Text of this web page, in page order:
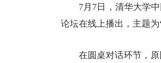
7月7日，清华大学
论坛在线上播出，主题为
在圆桌对话环节，